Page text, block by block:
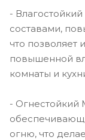
-
составами,
что позволяет
повышенной
комнаты и
-
огню, что